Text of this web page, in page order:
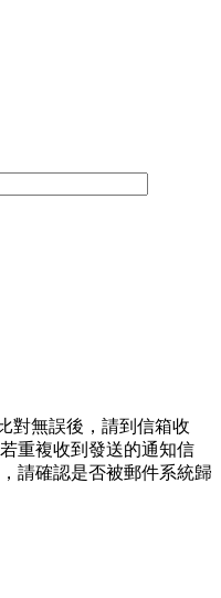
對無誤後，請到信箱收
重複收到發送的通知信
請確認是否被郵件系統歸